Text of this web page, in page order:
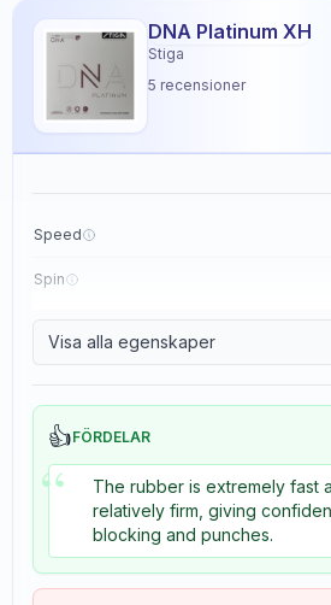
DNA Platinum XH
Stiga
5 recensioner
Speed
Spin
Visa alla egenskaper
👍FÖRDELAR
“
The rubber is extremely fast
relatively firm, giving
blocking and punches.